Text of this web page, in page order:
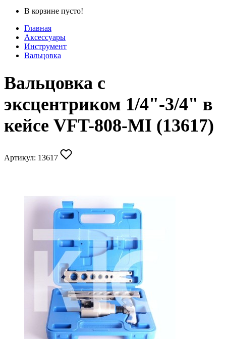
В корзине пусто!
Главная
Аксессуары
Инструмент
Вальцовка
Вальцовка с
эксцентриком 1/4"-3/4" в
кейсе VFT-808-MI (13617)
Артикул: 13617